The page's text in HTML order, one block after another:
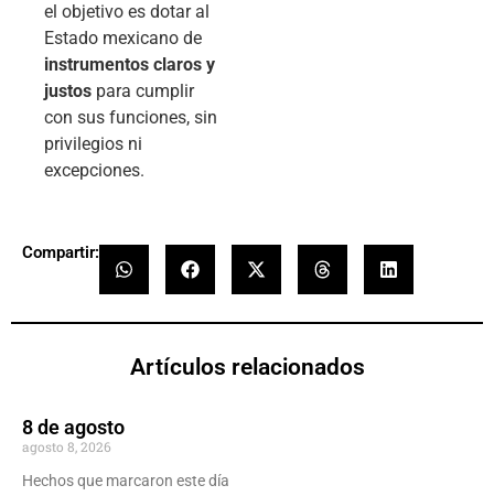
el objetivo es dotar al
Estado mexicano de
instrumentos claros y
justos para cumplir
con sus funciones, sin
privilegios ni
excepciones.
Compartir:
Artículos relacionados
8 de agosto
agosto 8, 2026
Hechos que marcaron este día